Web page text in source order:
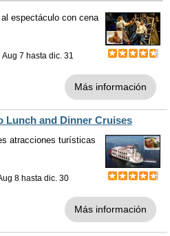
espectáculo con cena
Aug 7 hasta dic. 31
Más información
Lunch and Dinner Cruises
atracciones turísticas
8 hasta dic. 30
Más información